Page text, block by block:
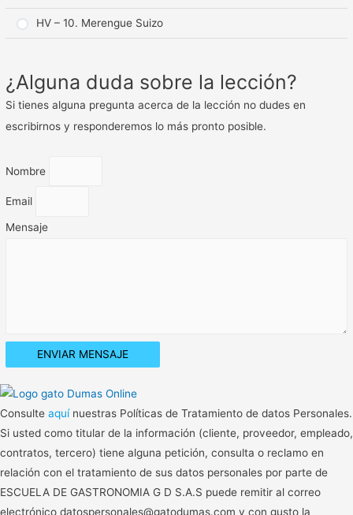
HV – 10. Merengue Suizo
¿Alguna duda sobre la lección?
Si tienes alguna pregunta acerca de la lección no dudes en
escribirnos y responderemos lo más pronto posible.
Nombre
Email
Mensaje
ENVIAR MENSAJE
Consulte aquí nuestras Políticas de Tratamiento de datos Personales.
Si usted como titular de la información (cliente, proveedor, empleado,
contratos, tercero) tiene alguna petición, consulta o reclamo en
relación con el tratamiento de sus datos personales por parte de
ESCUELA DE GASTRONOMIA G D S.A.S puede remitir al correo
electrónico datospersonales@gatodumas.com y con gusto la